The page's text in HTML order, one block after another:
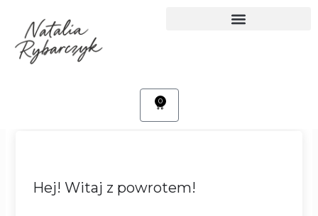
treści
0
Cart
Hej! Witaj z powrotem!